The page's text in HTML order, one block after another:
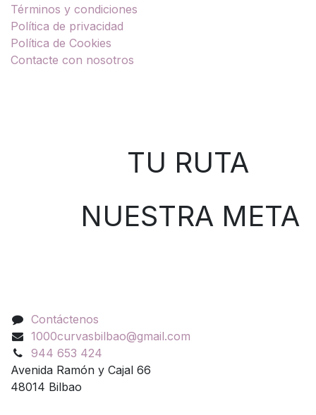
Términos y condiciones
Política de privacidad
Política de Cookies
Contacte con nosotros
TU RUTA
NUESTRA META
Contáctenos
1000curvasbilbao@gmail.com
944 653 424
Avenida Ramón y Cajal 66
48014 Bilbao